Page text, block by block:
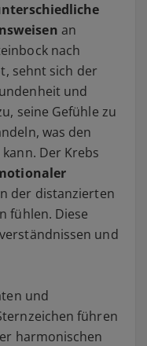
an
nach
sehnt sich der
und
seine Gefühle zu
was den
Der Krebs
der distanzierten
fühlen. Diese
und
und
führen
harmonischen